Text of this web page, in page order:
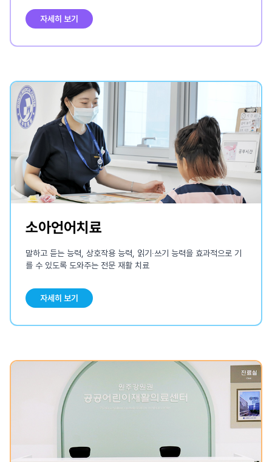
자세히 보기
소아언어치료
말하고 듣는 능력, 상호작용 능력, 읽기∙쓰기 능력을 효과적으로 기
를 수 있도록 도와주는 전문 재활 치료
자세히 보기